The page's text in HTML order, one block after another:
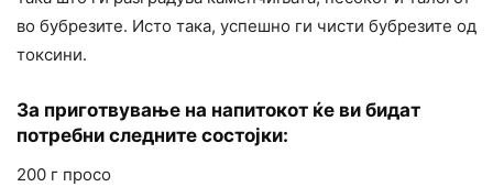
во бубрезите. Исто така, успешно ги чисти бубрезите од
токсини.
За приготвување на напитокот ќе ви бидат
потребни следните состојки:
200 г просо